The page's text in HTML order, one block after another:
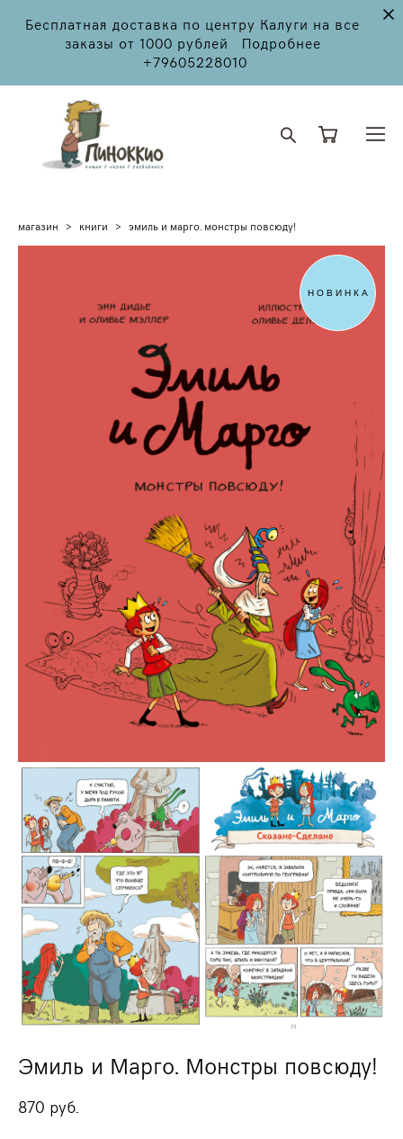
Бесплатная доставка по центру Калуги на все
заказы от 1000 рублей Подробнее
+79605228010
магазин > книги > эмиль и марго. монстры повсюду!
НОВИНКА
Эмиль и Марго. Монстры повсюду!
870 pуб.